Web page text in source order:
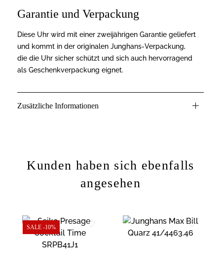
Garantie und Verpackung
Diese Uhr wird mit einer zweijährigen Garantie geliefert
und kommt in der originalen Junghans-Verpackung,
die die Uhr sicher schützt und sich auch hervorragend
als Geschenkverpackung eignet.
Zusätzliche Informationen
Kunden haben sich ebenfalls
angesehen
SALE -10%
Wunschliste